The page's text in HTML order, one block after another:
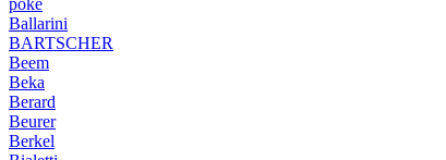
poké
Ballarini
BARTSCHER
Beem
Beka
Berard
Beurer
Berkel